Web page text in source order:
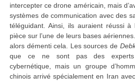
intercepter ce drone américain, mais
systèmes de communication avec des
téléguidant. Ainsi, ils auraient réussi
pièce sur l’une de leurs bases
alors démenti cela. Les sources de
que ce ne sont pas des
cybernétique, mais un groupe
chinois arrivé spécialement en Iran